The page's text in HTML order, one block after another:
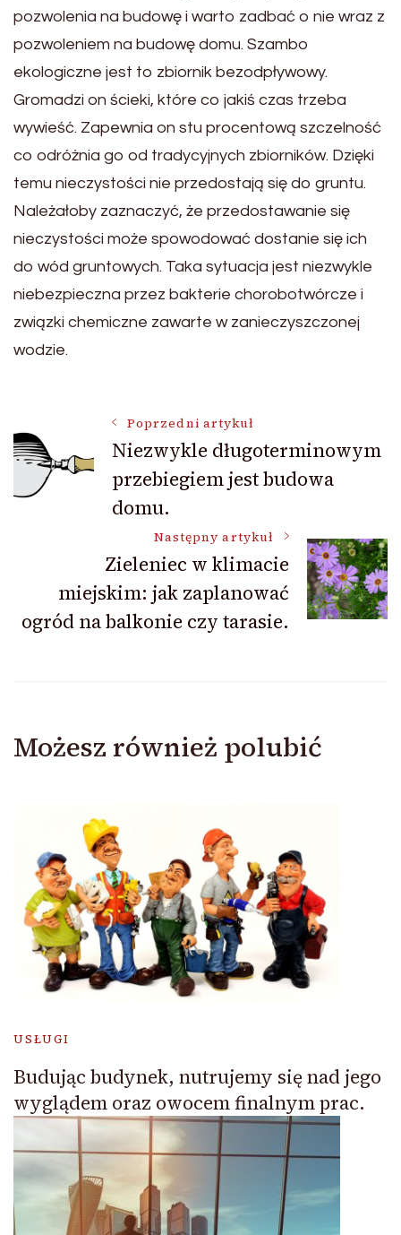
pozwolenia na budowę i warto zadbać o nie wraz z
pozwoleniem na budowę domu. Szambo
ekologiczne jest to zbiornik bezodpływowy.
Gromadzi on ścieki, które co jakiś czas trzeba
wywieść. Zapewnia on stu procentową szczelność
co odróżnia go od tradycyjnych zbiorników. Dzięki
temu nieczystości nie przedostają się do gruntu.
Należałoby zaznaczyć, że przedostawanie się
nieczystości może spowodować dostanie się ich
do wód gruntowych. Taka sytuacja jest niezwykle
niebezpieczna przez bakterie chorobotwórcze i
związki chemiczne zawarte w zanieczyszczonej
wodzie.
Nawigacja
wpisu
Poprzedni artykuł
Niezwykle długoterminowym
przebiegiem jest budowa
domu.
Następny artykuł
Zieleniec w klimacie
miejskim: jak zaplanować
ogród na balkonie czy tarasie.
Możesz również polubić
USŁUGI
Budując budynek, nutrujemy się nad jego
wyglądem oraz owocem finalnym prac.